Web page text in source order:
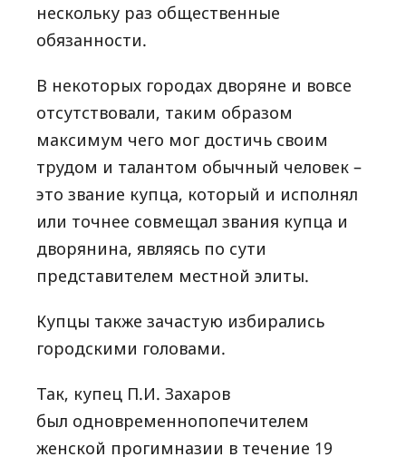
нескольку раз общественные
обязанности.
В некоторых городах дворяне и вовсе
отсутствовали, таким образом
максимум чего мог достичь своим
трудом и талантом обычный человек –
это звание купца, который и исполнял
или точнее совмещал звания купца и
дворянина, являясь по сути
представителем местной элиты.
Купцы также зачастую избирались
городскими головами.
Так, купец П.И. Захаров
был одновременнопопечителем
женской прогимназии в течение 19